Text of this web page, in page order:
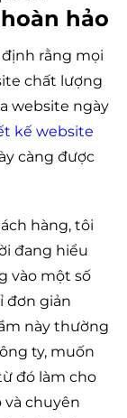
hảo
rằng mọi
chất lượng
website ngày
kế website
càng được
hàng, tôi
đang hiểu
vào một số
đơn giản
này thường
ty, muốn
đó làm cho
và chuyên